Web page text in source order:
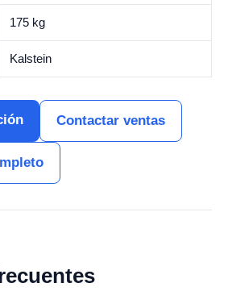
175 kg
Kalstein
Contactar ventas